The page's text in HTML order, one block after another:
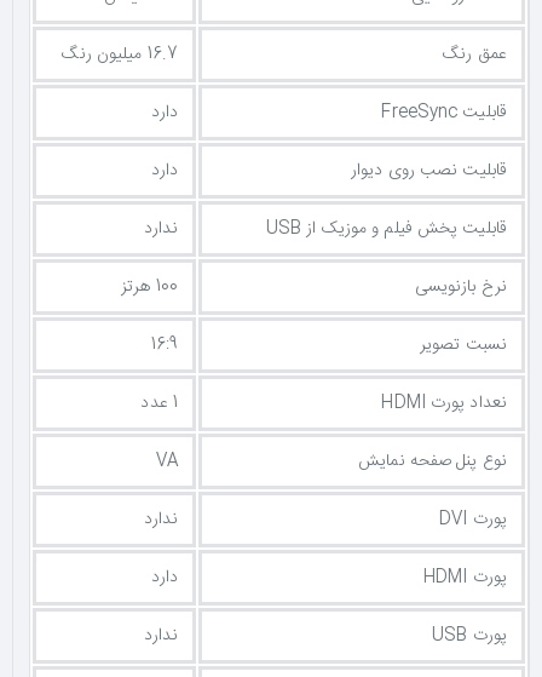
عمق رنگ
16.7 میلیون رنگ
قابلیت FreeSync
دارد
قابلیت نصب روی دیوار
دارد
قابلیت پخش فیلم و موزیک از USB
ندارد
نرخ بازنویسی
100 هرتز
نسبت تصویر
16:9
نعداد پورت HDMI
1 عدد
نوع پنل صفحه نمایش
VA
پورت DVI
ندارد
پورت HDMI
دارد
پورت USB
ندارد